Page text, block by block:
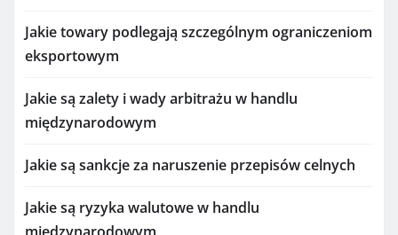
Jakie towary podlegają szczególnym ograniczeniom
eksportowym
Jakie są zalety i wady arbitrażu w handlu
międzynarodowym
Jakie są sankcje za naruszenie przepisów celnych
Jakie są ryzyka walutowe w handlu